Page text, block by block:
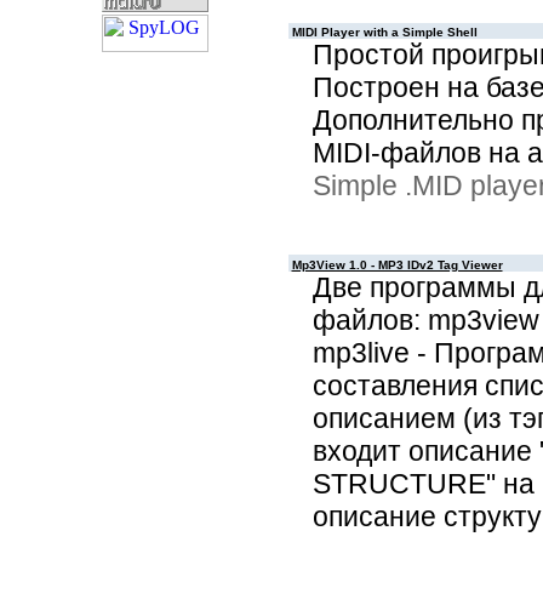
MIDI Player with a Simple Shell
Простой
Построен на
Дополнительно
MIDI-файлов на
Simple .MID
Mp3View 1.0 - MP3 IDv2 Tag Viewer
Две программы
файлов:
mp3live -
составления
описанием (из
входит
STRUCTURE" на
описание